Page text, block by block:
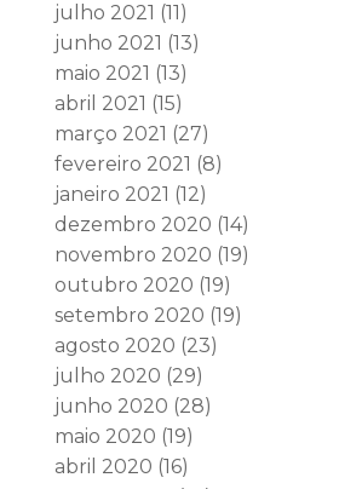
julho 2021 (11)
junho 2021 (13)
maio 2021 (13)
abril 2021 (15)
março 2021 (27)
fevereiro 2021 (8)
janeiro 2021 (12)
dezembro 2020 (14)
novembro 2020 (19)
outubro 2020 (19)
setembro 2020 (19)
agosto 2020 (23)
julho 2020 (29)
junho 2020 (28)
maio 2020 (19)
abril 2020 (16)